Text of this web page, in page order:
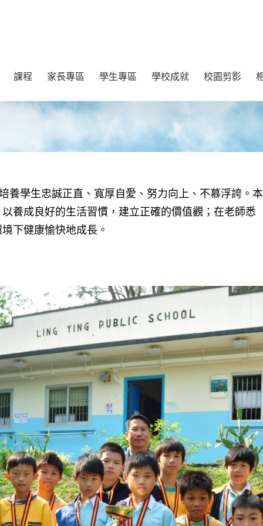
課程 家長專區 學生專區 學校成就 校園剪影
養學生忠誠正直、寬厚自愛、努力向上、不慕浮誇。本
養成良好的生活習慣，建立正確的價值觀；在老師悉
下健康愉快地成長。